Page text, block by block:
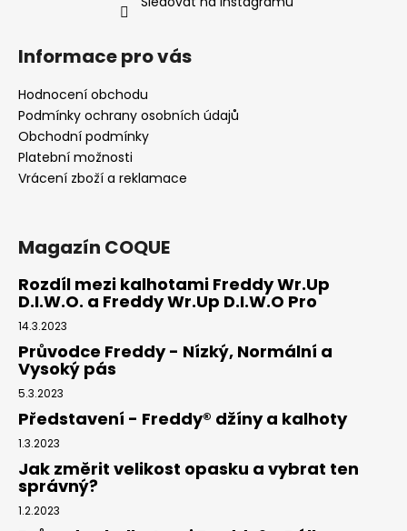
Informace pro vás
Hodnocení obchodu
Podmínky ochrany osobních údajů
Obchodní podmínky
Platební možnosti
Vrácení zboží a reklamace
Magazín COQUE
Rozdíl mezi kalhotami Freddy Wr.Up
D.I.W.O. a Freddy Wr.Up D.I.W.O Pro
14.3.2023
Průvodce Freddy - Nízký, Normální a
Vysoký pás
5.3.2023
Představení - Freddy® džíny a kalhoty
1.3.2023
Jak změrit velikost opasku a vybrat ten
správný?
1.2.2023